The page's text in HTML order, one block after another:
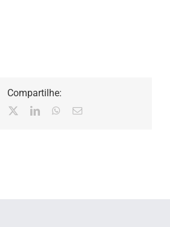
Compartilhe:
Facebook LinkedInWhatsApp
E-